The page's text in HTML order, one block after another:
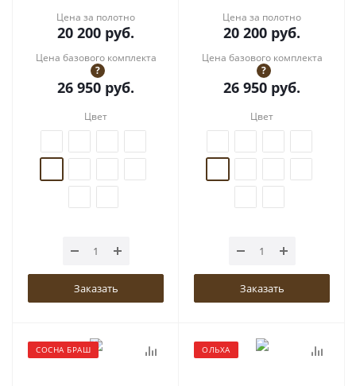
Цена за полотно
20 200 руб.
Цена базового комплекта
?
26 950 руб.
Цвет
Заказать
Цена за полотно
20 200 руб.
Цена базового комплекта
?
26 950 руб.
Цвет
Заказать
СОСНА БРАШ ОЛЬХА